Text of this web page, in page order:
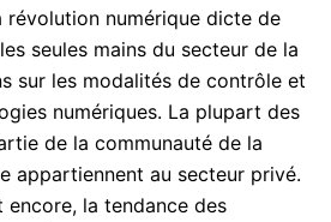
révolution numérique dicte de
seules mains du secteur de la
sur les modalités de contrôle et
numériques. La plupart des
de la communauté de la
appartiennent au secteur privé.
la tendance des